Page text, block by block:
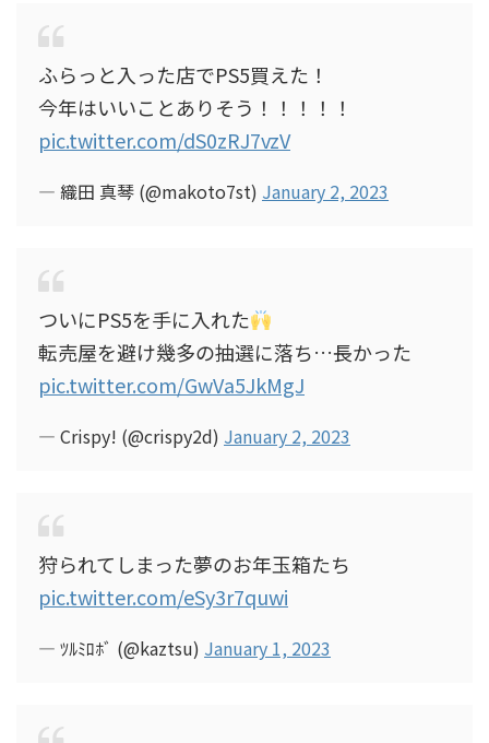
ふらっと入った店でPS5買えた！
今年はいいことありそう！！！！！
pic.twitter.com/dS0zRJ7vzV
— 織田 真琴 (@makoto7st) January 2, 2023
ついにPS5を手に入れた
転売屋を避け幾多の抽選に落ち…長かった
pic.twitter.com/GwVa5JkMgJ
— Crispy! (@crispy2d) January 2, 2023
狩られてしまった夢のお年玉箱たち
pic.twitter.com/eSy3r7quwi
— ﾂﾙﾐﾛﾎﾞ (@kaztsu) January 1, 2023